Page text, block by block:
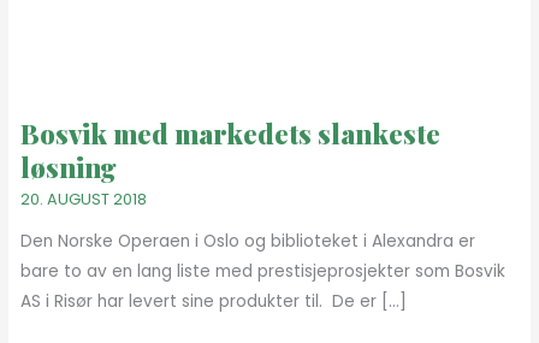
Bosvik med markedets slankeste
løsning
20. AUGUST 2018
Den Norske Operaen i Oslo og biblioteket i Alexandra er
bare to av en lang liste med prestisjeprosjekter som Bosvik
AS i Risør har levert sine produkter til. De er […]
markedets
slankeste
løsning